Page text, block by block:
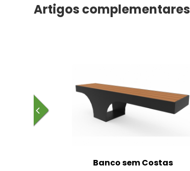
Artigos complementares
Banco sem Costas